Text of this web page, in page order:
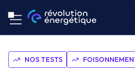
NOS TESTS